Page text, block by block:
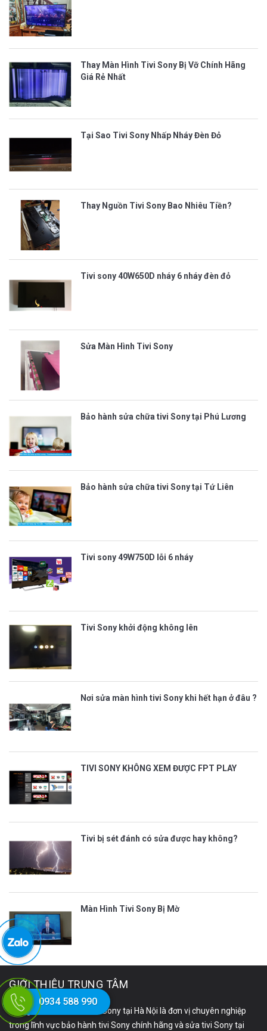
Thay Màn Hình Tivi Sony Bị Vỡ Chính Hãng
Giá Rẻ Nhất
Tại Sao Tivi Sony Nhấp Nháy Đèn Đỏ
Thay Nguồn Tivi Sony Bao Nhiêu Tiền?
Tivi sony 40W650D nháy 6 nháy đèn đỏ
Sửa Màn Hình Tivi Sony
Bảo hành sửa chữa tivi Sony tại Phú Lương
Bảo hành sửa chữa tivi Sony tại Tứ Liên
Tivi sony 49W750D lỗi 6 nháy
Tivi Sony khởi động không lên
Nơi sửa màn hình tivi Sony khi hết hạn ở đâu ?
TIVI SONY KHÔNG XEM ĐƯỢC FPT PLAY
Tivi bị sét đánh có sửa được hay không?
Màn Hình Tivi Sony Bị Mờ
GIỚI THIỆU TRUNG TÂM
Trung tâm bảo hành Tivi Sony tại Hà Nội là đơn vị chuyên nghiệp
trong lĩnh vực bảo hành tivi Sony chính hãng và sửa tivi Sony tại
0934 588 990